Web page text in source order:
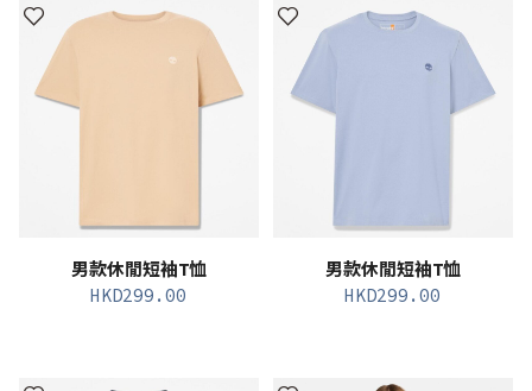
男款休閒短袖T恤
HKD299.00
男款休閒短袖T恤
HKD299.00